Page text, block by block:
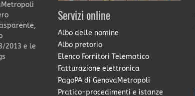
2013 e le
Servizi online
Albo delle nomine
Albo pretorio
Elenco Fornitori Telematico
Fatturazione elettronica
PagoPA di GenovaMetropoli
Pratico-procedimenti e istanze